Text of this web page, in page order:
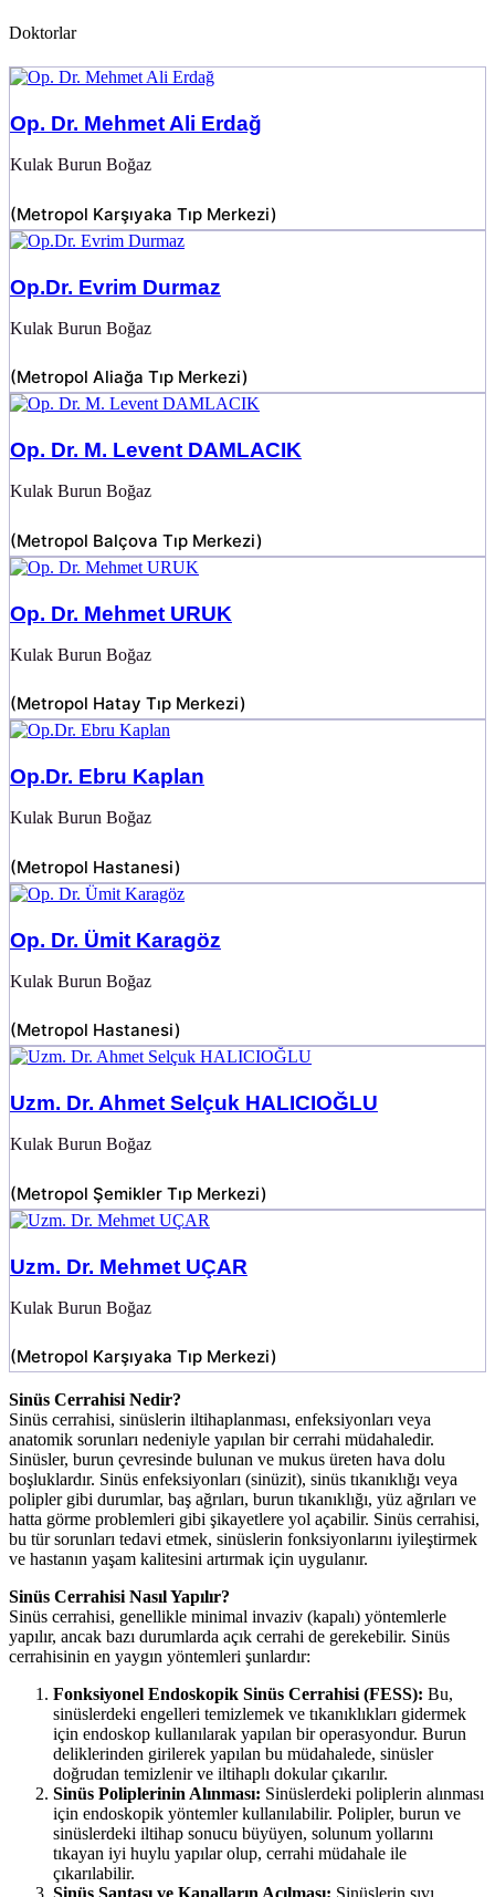
Doktorlar
Op. Dr. Mehmet Ali Erdağ
Kulak Burun Boğaz
(Metropol Karşıyaka Tıp Merkezi)
Op.Dr. Evrim Durmaz
Kulak Burun Boğaz
(Metropol Aliağa Tıp Merkezi)
Op. Dr. M. Levent DAMLACIK
Kulak Burun Boğaz
(Metropol Balçova Tıp Merkezi)
Op. Dr. Mehmet URUK
Kulak Burun Boğaz
(Metropol Hatay Tıp Merkezi)
Op.Dr. Ebru Kaplan
Kulak Burun Boğaz
(Metropol Hastanesi)
Op. Dr. Ümit Karagöz
Kulak Burun Boğaz
(Metropol Hastanesi)
Uzm. Dr. Ahmet Selçuk HALICIOĞLU
Kulak Burun Boğaz
(Metropol Şemikler Tıp Merkezi)
Uzm. Dr. Mehmet UÇAR
Kulak Burun Boğaz
(Metropol Karşıyaka Tıp Merkezi)
Sinüs Cerrahisi Nedir?
Sinüs cerrahisi, sinüslerin iltihaplanması, enfeksiyonları veya
anatomik sorunları nedeniyle yapılan bir cerrahi müdahaledir.
Sinüsler, burun çevresinde bulunan ve mukus üreten hava dolu
boşluklardır. Sinüs enfeksiyonları (sinüzit), sinüs tıkanıklığı veya
polipler gibi durumlar, baş ağrıları, burun tıkanıklığı, yüz ağrıları ve
hatta görme problemleri gibi şikayetlere yol açabilir. Sinüs cerrahisi,
bu tür sorunları tedavi etmek, sinüslerin fonksiyonlarını iyileştirmek
ve hastanın yaşam kalitesini artırmak için uygulanır.
Sinüs Cerrahisi Nasıl Yapılır?
Sinüs cerrahisi, genellikle minimal invaziv (kapalı) yöntemlerle
yapılır, ancak bazı durumlarda açık cerrahi de gerekebilir. Sinüs
cerrahisinin en yaygın yöntemleri şunlardır:
Fonksiyonel Endoskopik Sinüs Cerrahisi (FESS): Bu,
sinüslerdeki engelleri temizlemek ve tıkanıklıkları gidermek
için endoskop kullanılarak yapılan bir operasyondur. Burun
deliklerinden girilerek yapılan bu müdahalede, sinüsler
doğrudan temizlenir ve iltihaplı dokular çıkarılır.
Sinüs Poliplerinin Alınması: Sinüslerdeki poliplerin alınması
için endoskopik yöntemler kullanılabilir. Polipler, burun ve
sinüslerdeki iltihap sonucu büyüyen, solunum yollarını
tıkayan iyi huylu yapılar olup, cerrahi müdahale ile
çıkarılabilir.